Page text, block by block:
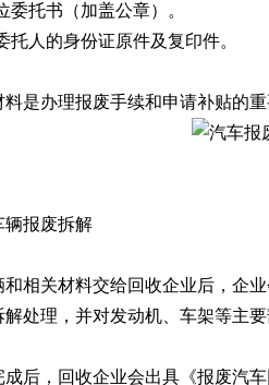
委托书（加盖公章）。
托人的身份证原件及复印件。
料是办理报废手续和申请补贴的
辆报废拆解
和相关材料交给回收企业后，企
解处理，并对发动机、车架等主
成后，回收企业会出具《报废汽